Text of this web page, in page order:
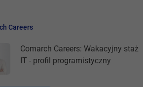
W
jak
Careers
Comarch Careers: Wakacyjny staż
IT - profil programistyczny